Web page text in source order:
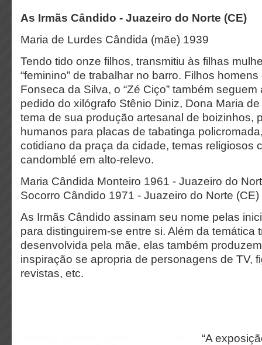
As Irmãs Cândido - Juazeiro do Norte (CE)
Maria de Lurdes Cândida (mãe) 1939
Tendo tido onze filhos, transmitiu às filhas
“feminino” de trabalhar no barro. Filhos
Fonseca da Silva, o “Zé Ciço” também seguem
pedido do xilógrafo Stênio Diniz, Dona Maria
tema de sua produção artesanal de boizinhos,
humanos para placas de tabatinga
cotidiano da praça da cidade, temas religiosos
candomblé em alto-relevo.
Maria Cândida Monteiro 1961 - Juazeiro do
Socorro Cândido 1971 - Juazeiro do Norte (CE)
As Irmãs Cândido assinam seu nome pelas
para distinguirem-se entre si. Além da temática
desenvolvida pela mãe, elas também
inspiração se apropria de personagens de TV,
revistas, etc.
“A